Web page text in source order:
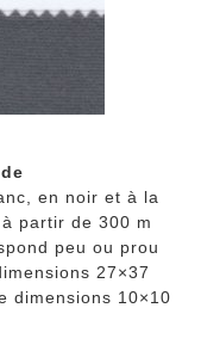
en noir et à la
partir de 300 m
peu ou prou
27×37
dimensions 10×10